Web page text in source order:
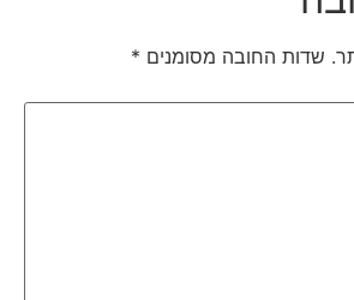
שדות החובה מסומנים *